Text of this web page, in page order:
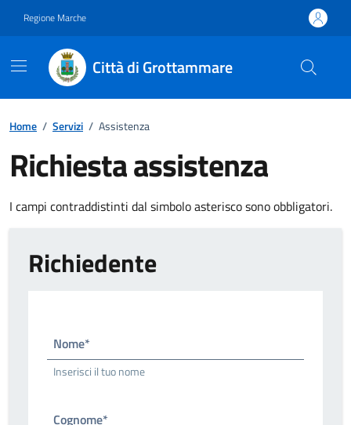
Regione Marche
Città di Grottammare
Home / Servizi / Assistenza
Richiesta assistenza
I campi contraddistinti dal simbolo asterisco sono obbligatori.
Richiedente
Nome*
Inserisci il tuo nome
Cognome*